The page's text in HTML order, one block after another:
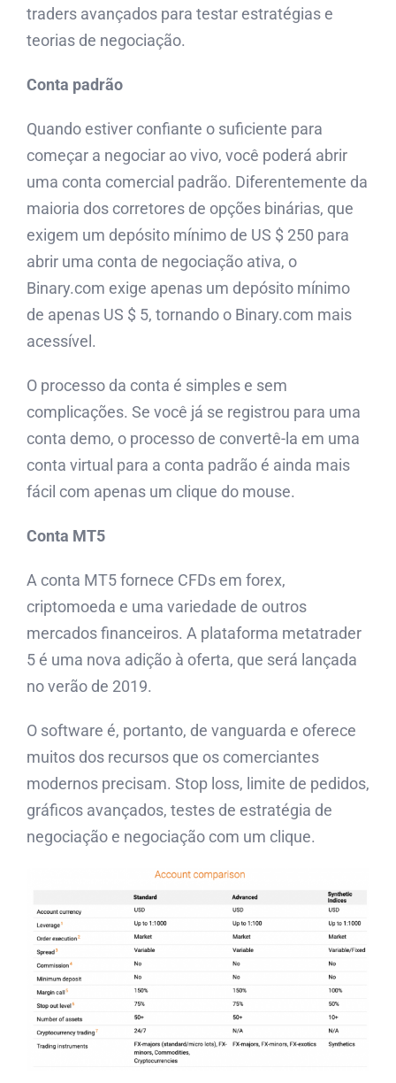
traders avançados para testar estratégias e
teorias de negociação.
Conta padrão
Quando estiver confiante o suficiente para
começar a negociar ao vivo, você poderá abrir
uma conta comercial padrão. Diferentemente da
maioria dos corretores de opções binárias, que
exigem um depósito mínimo de US $ 250 para
abrir uma conta de negociação ativa, o
Binary.com exige apenas um depósito mínimo
de apenas US $ 5, tornando o Binary.com mais
acessível.
O processo da conta é simples e sem
complicações. Se você já se registrou para uma
conta demo, o processo de convertê-la em uma
conta virtual para a conta padrão é ainda mais
fácil com apenas um clique do mouse.
Conta MT5
A conta MT5 fornece CFDs em forex,
criptomoeda e uma variedade de outros
mercados financeiros. A plataforma metatrader
5 é uma nova adição à oferta, que será lançada
no verão de 2019.
O software é, portanto, de vanguarda e oferece
muitos dos recursos que os comerciantes
modernos precisam. Stop loss, limite de pedidos,
gráficos avançados, testes de estratégia de
negociação e negociação com um clique.